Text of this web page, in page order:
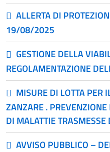
ALLERTA DI
19/08/2025
GESTIONE DELLA
REGOLAMENTAZIONE
MISURE DI LOTTA PER
ZANZARE .
DI MALATTIE TRASMESSE
AVVISO PUBBLICO –